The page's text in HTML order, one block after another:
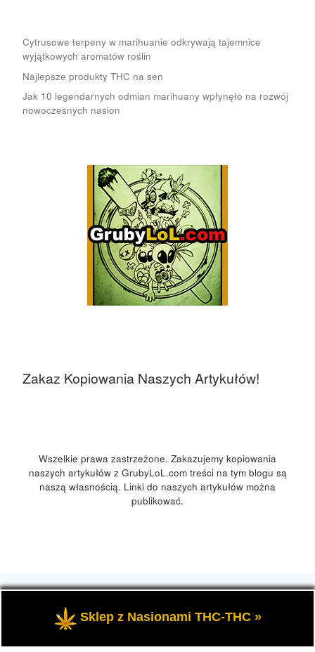
Cytrusowe terpeny w marihuanie odkrywają tajemnice
wyjątkowych aromatów roślin
Najlepsze produkty THC na sen
Jak 10 legendarnych odmian marihuany wpłynęło na rozwój
nowoczesnych nasion
Zakaz Kopiowania Naszych Artykułów!
Wszelkie prawa zastrzeżone. Zakazujemy kopiowania
naszych artykułów z GrubyLoL.com treści na tym blogu są
naszą własnością. Linki do naszych artykułów można
publikować.
Przedstawia informacje o marihuanie, czyli cannabis blog,
kuchnia konopna i wiele innych.
Sklep z Nasionami THC-THC »